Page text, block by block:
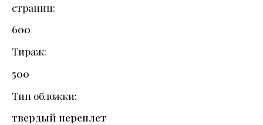
страниц
600
Тираж
500
Тип обложки
твердый переплет